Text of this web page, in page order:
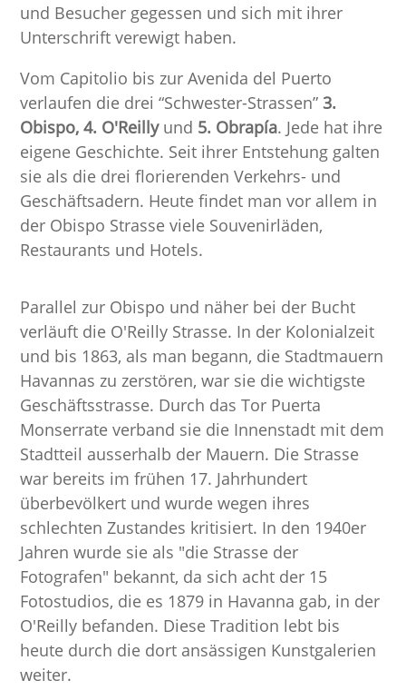
und Besucher gegessen und sich mit ihrer
Unterschrift verewigt haben.
Vom Capitolio bis zur Avenida del Puerto
verlaufen die drei “Schwester-Strassen”3.
Obispo, 4. O'Reillyund 5. Obrapía. Jede hat ihre
eigene Geschichte. Seit ihrer Entstehung galten
sie als die drei florierenden Verkehrs- und
Geschäftsadern. Heute findet man vor allem in
der Obispo Strasse viele Souvenirläden,
Restaurants und Hotels.
Parallel zur Obispo und näher bei der Bucht
verläuft die O'Reilly Strasse. In der Kolonialzeit
und bis 1863, als man begann, die Stadtmauern
Havannas zu zerstören, war sie die wichtigste
Geschäftsstrasse. Durch das Tor Puerta
Monserrate verband sie die Innenstadt mit dem
Stadtteil ausserhalb der Mauern. Die Strasse
war bereits im frühen 17. Jahrhundert
überbevölkert und wurde wegen ihres
schlechten Zustandes kritisiert. In den 1940er
Jahren wurde sie als "die Strasse der
Fotografen" bekannt, da sich acht der 15
Fotostudios, die es 1879 in Havanna gab, in der
O'Reilly befanden. Diese Tradition lebt bis
heute durch die dort ansässigen Kunstgalerien
weiter.